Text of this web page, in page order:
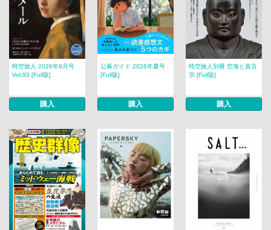
時空旅人 2026年9月号
Vol.93 [Full版]
購入
公募ガイド 2026年夏号
[Full版]
購入
時空旅人別冊 空海と真言
宗 [Full版]
購入